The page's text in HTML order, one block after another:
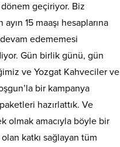
geçiriyor. Biz
15 maaşı hesaplarına
edememesi
Gün birlik günü, gün
ve Yozgat Kahveciler ve
bir kampanya
hazırlattık. Ve
olmak amacıyla böyle bir
katkı sağlayan tüm